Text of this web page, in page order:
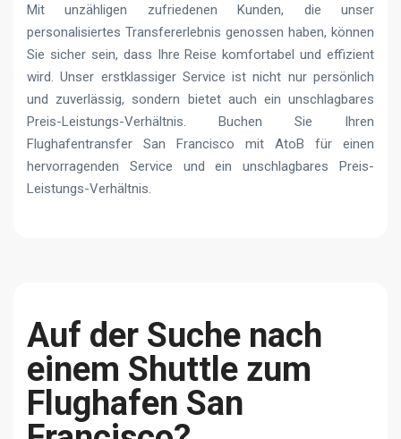
Mit unzähligen zufriedenen Kunden, die unser
personalisiertes Transfererlebnis genossen haben, können
Sie sicher sein, dass Ihre Reise komfortabel und effizient
wird. Unser erstklassiger Service ist nicht nur persönlich
und zuverlässig, sondern bietet auch ein unschlagbares
Preis-Leistungs-Verhältnis. Buchen Sie Ihren
Flughafentransfer San Francisco mit AtoB für einen
hervorragenden Service und ein unschlagbares Preis-
Leistungs-Verhältnis.
Auf der Suche nach
einem Shuttle zum
Flughafen San